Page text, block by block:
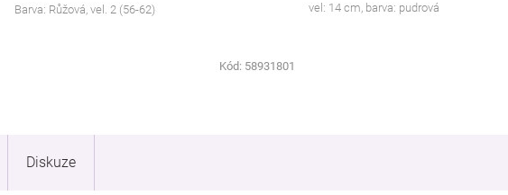
Barva: Růžová, vel. 2 (56-62)
Kód: 58931801
vel: 14 cm, barva: pudrová
Diskuze